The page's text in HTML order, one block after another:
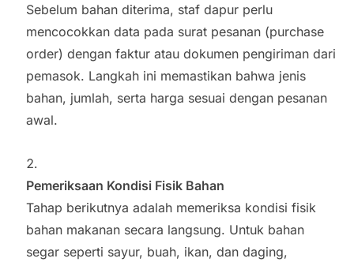
Sebelum bahan diterima, staf dapur perlu
mencocokkan data pada surat pesanan (purchase
order) dengan faktur atau dokumen pengiriman dari
pemasok. Langkah ini memastikan bahwa jenis
bahan, jumlah, serta harga sesuai dengan pesanan
awal.
Pemeriksaan Kondisi Fisik Bahan
Tahap berikutnya adalah memeriksa kondisi fisik
bahan makanan secara langsung. Untuk bahan
segar seperti sayur, buah, ikan, dan daging,